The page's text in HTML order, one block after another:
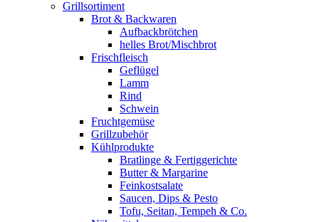
Grillsortiment
Brot & Backwaren
Aufbackbrötchen
helles Brot/Mischbrot
Frischfleisch
Geflügel
Lamm
Rind
Schwein
Fruchtgemüse
Grillzubehör
Kühlprodukte
Bratlinge & Fertiggerichte
Butter & Margarine
Feinkostsalate
Saucen, Dips & Pesto
Tofu, Seitan, Tempeh & Co.